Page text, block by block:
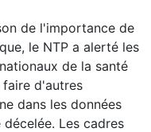
de l'importance de
le NTP a alerté les
de la santé
faire d'autres
dans les données
Les cadres